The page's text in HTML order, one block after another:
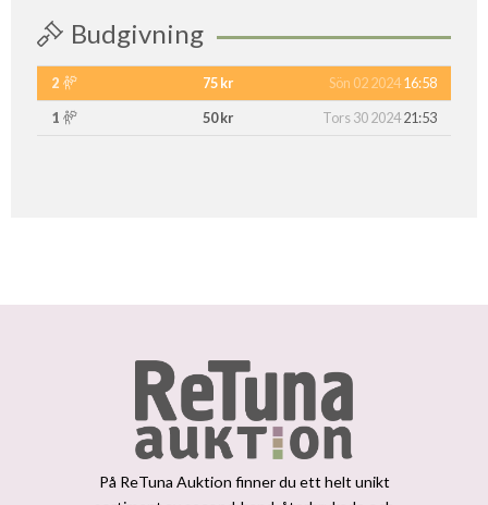
Budgivning
2 75 kr Sön 02 202416:58
1
50 kr Tors 30 202421:53
På ReTuna Auktion finner du ett helt unikt